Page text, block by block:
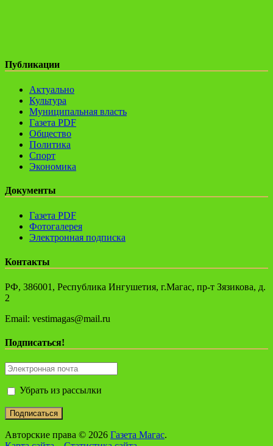
Публикации
Актуально
Культура
Муниципальная власть
Газета PDF
Общество
Политика
Спорт
Экономика
Документы
Газета PDF
Фотогалерея
Электронная подписка
Контакты
РФ, 386001, Республика Ингушетия, г.Магас, пр-т Зязикова, д.
2
Email: vestimagas@mail.ru
Подписаться!
Убрать из рассылки
Авторские права © 2026 Газета Магас.